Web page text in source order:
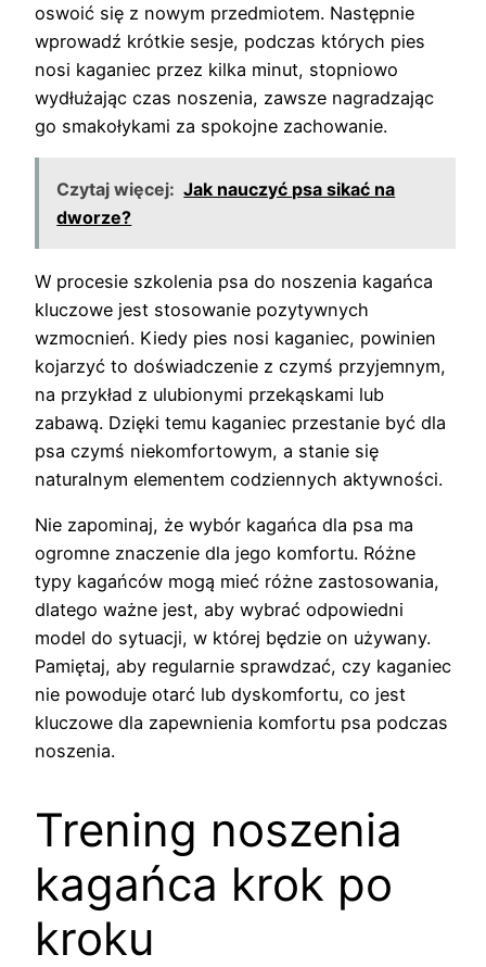
oswoić się z nowym przedmiotem. Następnie
wprowadź krótkie sesje, podczas których pies
nosi kaganiec przez kilka minut, stopniowo
wydłużając czas noszenia, zawsze nagradzając
go smakołykami za spokojne zachowanie.
Czytaj więcej: Jak nauczyć psa sikać na
dworze?
W procesie szkolenia psa do noszenia kagańca
kluczowe jest stosowanie pozytywnych
wzmocnień. Kiedy pies nosi kaganiec, powinien
kojarzyć to doświadczenie z czymś przyjemnym,
na przykład z ulubionymi przekąskami lub
zabawą. Dzięki temu kaganiec przestanie być dla
psa czymś niekomfortowym, a stanie się
naturalnym elementem codziennych aktywności.
Nie zapominaj, że wybór kagańca dla psa ma
ogromne znaczenie dla jego komfortu. Różne
typy kagańców mogą mieć różne zastosowania,
dlatego ważne jest, aby wybrać odpowiedni
model do sytuacji, w której będzie on używany.
Pamiętaj, aby regularnie sprawdzać, czy kaganiec
nie powoduje otarć lub dyskomfortu, co jest
kluczowe dla zapewnienia komfortu psa podczas
noszenia.
Trening noszenia
kagańca krok po
kroku